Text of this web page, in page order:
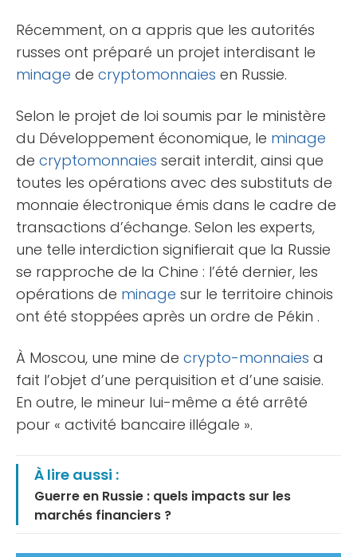
Récemment, on a appris que les autorités
russes ont préparé un projet interdisant le
minage de cryptomonnaies en Russie.
Selon le projet de loi soumis par le ministère
du Développement économique, le minage
de cryptomonnaies serait interdit, ainsi que
toutes les opérations avec des substituts de
monnaie électronique émis dans le cadre de
transactions d’échange. Selon les experts,
une telle interdiction signifierait que la Russie
se rapproche de la Chine : l’été dernier, les
opérations de minage sur le territoire chinois
ont été stoppées après un ordre de Pékin .
À Moscou, une mine de crypto-monnaies a
fait l’objet d’une perquisition et d’une saisie.
En outre, le mineur lui-même a été arrêté
pour « activité bancaire illégale ».
À lire aussi :
Guerre en Russie : quels impacts sur les
marchés financiers ?